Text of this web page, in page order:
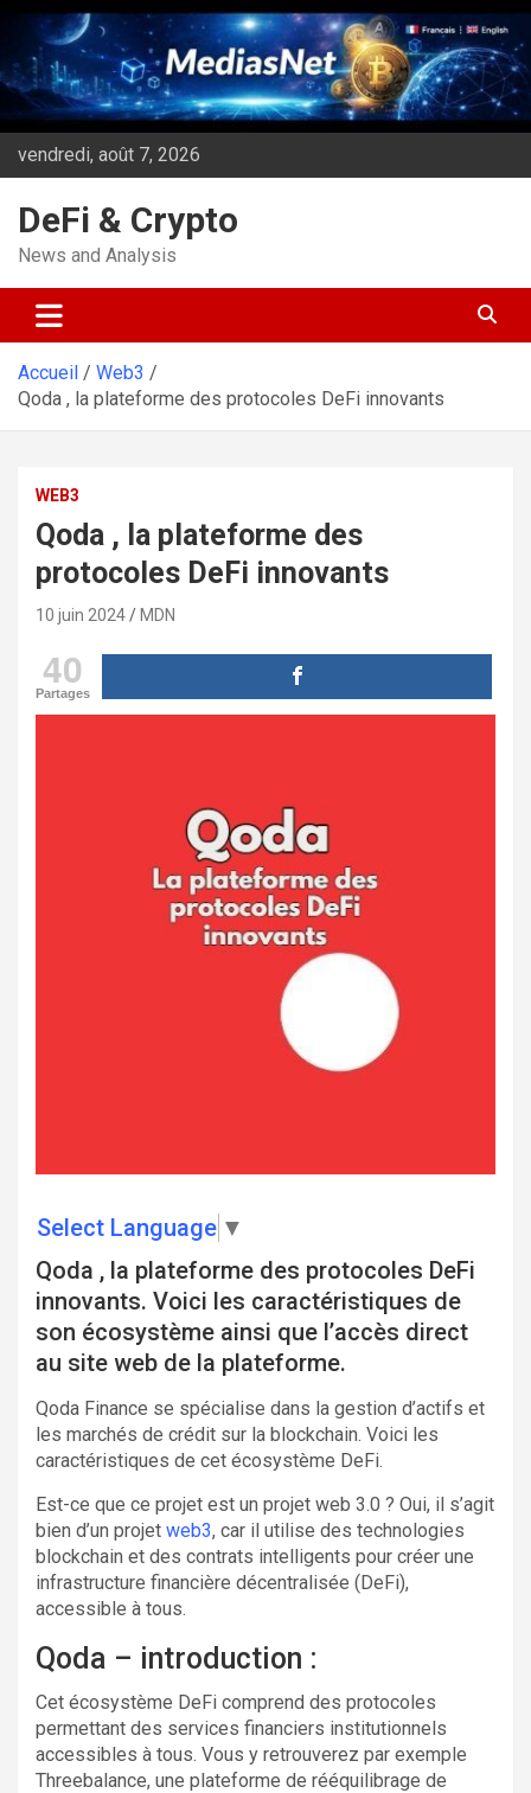
Aller
contenu
vendredi, août 7, 2026
DeFi & Crypto
News and Analysis
Accueil
Web3
Qoda , la plateforme des protocoles DeFi innovants
WEB3
Qoda , la plateforme des
protocoles DeFi innovants
10 juin 2024 MDN
40
Partages
Select Language ▼
Qoda , la plateforme des protocoles DeFi
innovants. Voici les caractéristiques de
son écosystème ainsi que l’accès direct
au site web de la plateforme.
Qoda Finance se spécialise dans la gestion d’actifs et
les marchés de crédit sur la blockchain. Voici les
caractéristiques de cet écosystème DeFi.
Est-ce que ce projet est un projet web 3.0 ? Oui, il s’agit
bien d’un projet web3, car il utilise des technologies
blockchain et des contrats intelligents pour créer une
infrastructure financière décentralisée (DeFi),
accessible à tous.
Qoda – introduction :
Cet écosystème DeFi comprend des protocoles
permettant des services financiers institutionnels
accessibles à tous. Vous y retrouverez par exemple
Threebalance, une plateforme de rééquilibrage de